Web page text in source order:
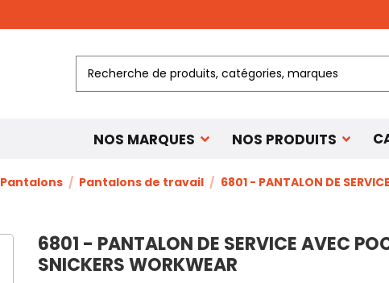
NOS PRODUITS
NOS MARQUES
Pantalons Pantalons de travail
6801 - PANTALON DE
6801 - PANTALON DE SERVICE AVEC
SNICKERS WORKWEAR